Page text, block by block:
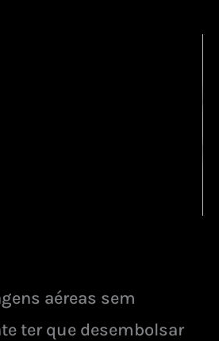
aéreas sem
ter que desembolsar